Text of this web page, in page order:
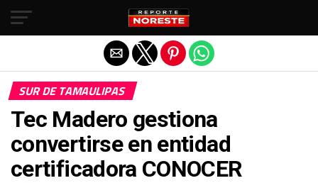
SUR DE TAMAULIPAS
Tec Madero gestiona
convertirse en entidad
certificadora CONOCER
Salir de la versión móvil